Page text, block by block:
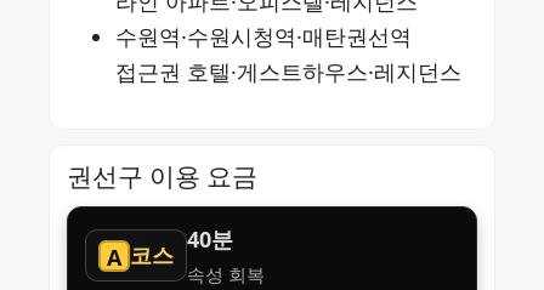
수원역·수원시청역·매탄권선역
접근권 호텔·게스트하우스·레지던스
권선구 이용 요금
A 코스
40분
속성 회복